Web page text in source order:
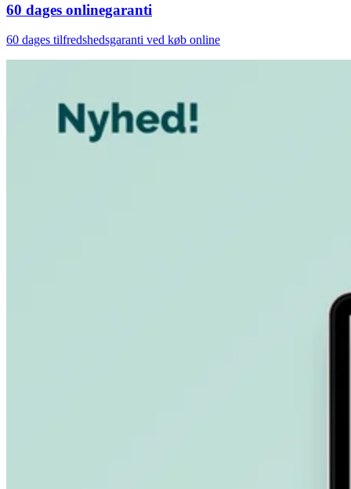
60 dages onlinegaranti
60 dages tilfredshedsgaranti ved køb online